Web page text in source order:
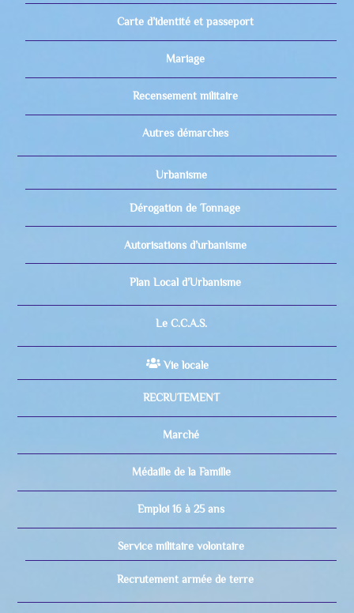
Carte d’identité et passeport
Mariage
Recensement militaire
Autres démarches
Urbanisme
Dérogation de Tonnage
Autorisations d’urbanisme
Plan Local d’Urbanisme
Le C.C.A.S.
Vie locale
RECRUTEMENT
Marché
Médaille de la Famille
Emploi 16 à 25 ans
Service militaire volontaire
Recrutement armée de terre